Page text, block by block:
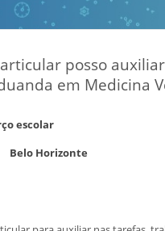
posso
em Medicina
escolar
Belo Horizonte